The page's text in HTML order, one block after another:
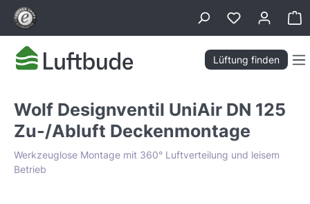
springen
Lüftung finden
Wolf Designventil UniAir DN 125
Zu-/Abluft Deckenmontage
Werkzeuglose Montage mit 360° Luftverteilung und leisem
Betrieb